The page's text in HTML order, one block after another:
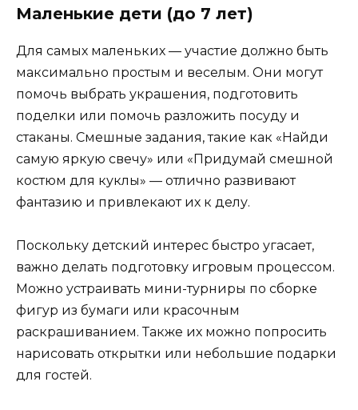
Маленькие дети (до 7 лет)
Для самых маленьких — участие должно быть
максимально простым и веселым. Они могут
помочь выбрать украшения, подготовить
поделки или помочь разложить посуду и
стаканы. Смешные задания, такие как «Найди
самую яркую свечу» или «Придумай смешной
костюм для куклы» — отлично развивают
фантазию и привлекают их к делу.
Поскольку детский интерес быстро угасает,
важно делать подготовку игровым процессом.
Можно устраивать мини-турниры по сборке
фигур из бумаги или красочным
раскрашиванием. Также их можно попросить
нарисовать открытки или небольшие подарки
для гостей.